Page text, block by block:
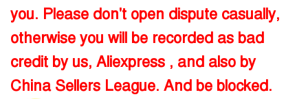
you. Please don't open dispute casually,
otherwise you will be recorded as bad
credit by us, Aliexpress , and also by
China Sellers League. And be blocked.